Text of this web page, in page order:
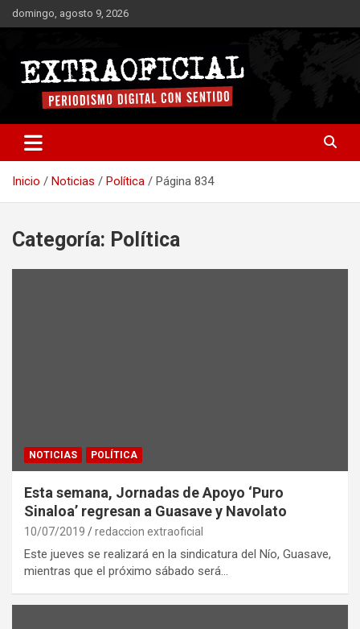
Saltar
al
domingo, agosto 9, 2026
Extraoficial
Inicio Noticias Política Página 834
Categoría: Política
NOTICIAS POLÍTICA
Esta semana, Jornadas de Apoyo ‘Puro
Sinaloa’ regresan a Guasave y Navolato
10/07/2019 redaccion extraoficial
Este jueves se realizará en la sindicatura del Nío, Guasave,
mientras que el próximo sábado será…